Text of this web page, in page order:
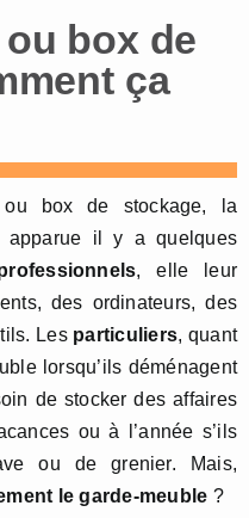
box de
ça
ou box de stockage, la
apparue il y a quelques
, elle leur
des ordinateurs, des
Les particuliers, quant
lorsqu’ils déménagent
de stocker des affaires
ou à l’année s’ils
ou de grenier. Mais,
le garde-meuble ?